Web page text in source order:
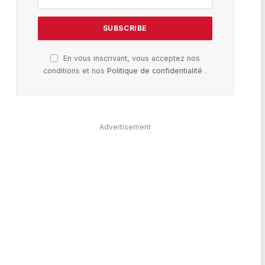
En vous inscrivant, vous acceptez nos
conditions et nosPolitique de confidentialité .
Advertisement